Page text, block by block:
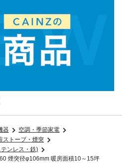
器
空調・季節家電
ストーブ・煙突
ンレス・鉄)
煙突径φ106mm 暖房面積10～15坪